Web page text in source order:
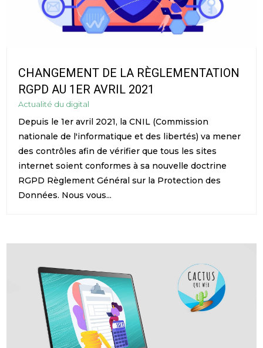
CHANGEMENT DE LA RÈGLEMENTATION
RGPD AU 1ER AVRIL 2021
Actualité du digital
Depuis le 1er avril 2021, la CNIL (Commission
nationale de l'informatique et des libertés) va mener
des contrôles afin de vérifier que tous les sites
internet soient conformes à sa nouvelle doctrine
RGPD Règlement Général sur la Protection des
Données. Nous vous...